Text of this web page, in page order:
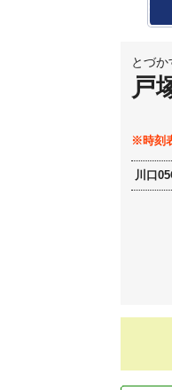
とづ
戸
※時刻
川口